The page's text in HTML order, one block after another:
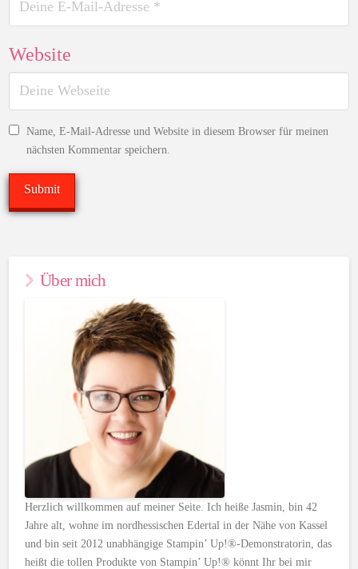
Website
Name, E-Mail-Adresse und Website in diesem Browser für meinen
nächsten Kommentar speichern.
Über mich
Herzlich willkommen auf meiner Seite. Ich heiße Jasmin, bin 42
Jahre alt, wohne im nordhessischen Edertal in der Nähe von Kassel
und bin seit 2012 unabhängige Stampin’ Up!®-Demonstratorin, das
heißt die tollen Produkte von Stampin’ Up!® könnt Ihr bei mir